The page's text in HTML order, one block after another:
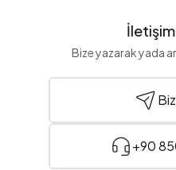
Bize yazarak yada
+90